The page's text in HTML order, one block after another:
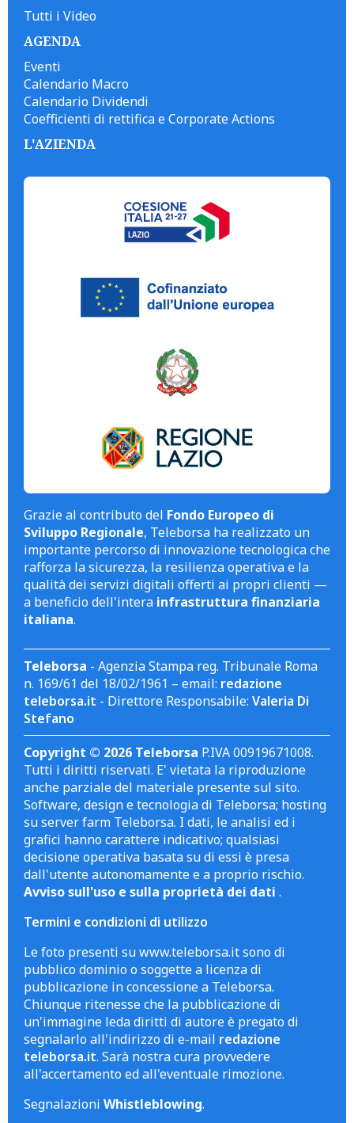
Tutti i Video
AGENDA
Eventi
Calendario Macro
Calendario Dividendi
Coefficienti di rettifica e Corporate Actions
L'AZIENDA
Grazie al contributo del Fondo Europeo di
Sviluppo Regionale, Teleborsa ha realizzato un
importante percorso di innovazione tecnologica che
rafforza la sicurezza, la resilienza operativa e la
qualità dei servizi digitali offerti ai propri clienti —
a beneficio dell'intera infrastruttura finanziaria
italiana.
Teleborsa - Agenzia Stampa reg. Tribunale Roma
n. 169/61 del 18/02/1961 – email: redazione
teleborsa.it - Direttore Responsabile: Valeria Di
Stefano
Copyright © 2026 Teleborsa P.IVA 00919671008.
Tutti i diritti riservati. E' vietata la riproduzione
anche parziale del materiale presente sul sito.
Software, design e tecnologia di Teleborsa; hosting
su server farm Teleborsa. I dati, le analisi ed i
grafici hanno carattere indicativo; qualsiasi
decisione operativa basata su di essi è presa
dall'utente autonomamente e a proprio rischio.
Avviso sull'uso e sulla proprietà dei dati .
Termini e condizioni di utilizzo
Le foto presenti su www.teleborsa.it sono di
pubblico dominio o soggette a licenza di
pubblicazione in concessione a Teleborsa.
Chiunque ritenesse che la pubblicazione di
un'immagine leda diritti di autore è pregato di
segnalarlo all'indirizzo di e-mail redazione
teleborsa.it. Sarà nostra cura provvedere
all'accertamento ed all'eventuale rimozione.
Segnalazioni Whistleblowing.